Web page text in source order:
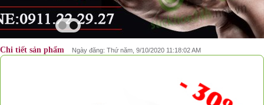
Chi tiết sản phẩm Ngày đăng: Thứ năm, 9/10/2020 11:18:02 AM